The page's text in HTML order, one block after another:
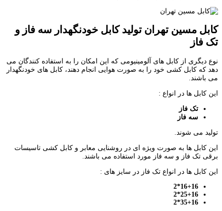
کابل مسین تهران تولید کابل خودنگهدار سه فاز و
تک فاز
نوع دیگری از کابل های آلومینیومی که این امکان را به استفاده کنندگان می
دهد که کابل کشی خود را به صورت هوایی انجام دهند، کابل های خودنگهدار
می باشند.
این کابل ها در انواع :
تک فاز
سه فاز
تولید می شوند.
این کابل ها به صورت ویژه ای در روشنایی معابر و کابل کشی تاسیسات
برقی تک فاز و سه فاز مورد استفاده می باشند.
این کابل ها در انواع تک فاز در سایز های :
16+16*2
25+16*2
35+16*2